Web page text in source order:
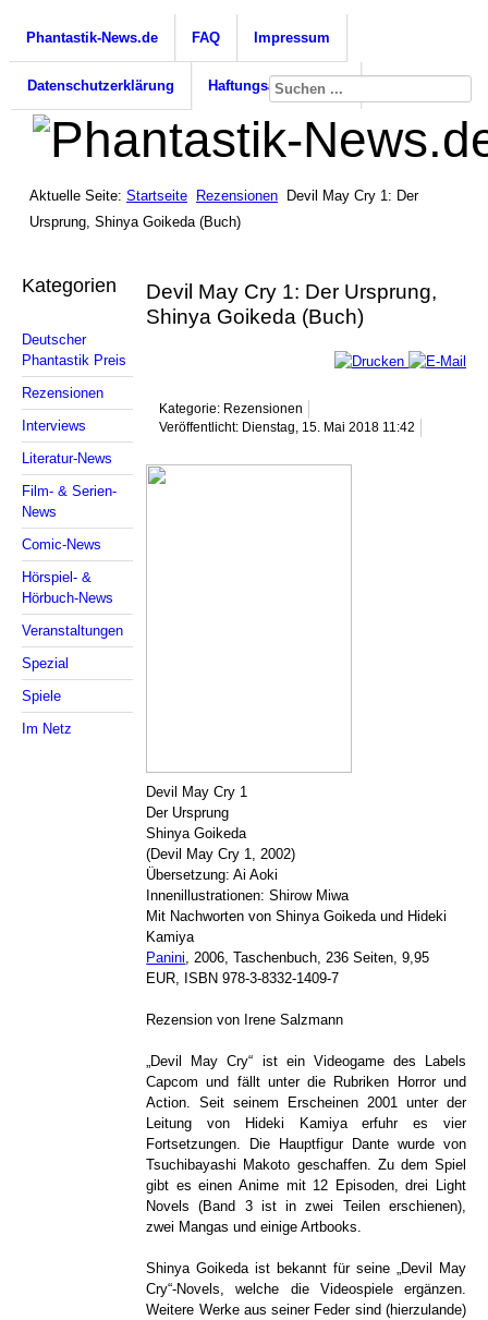
Phantastik-News.de FAQ Impressum
Datenschutzerklärung Haftungsausschluss
Aktuelle Seite: Startseite Rezensionen
Devil May Cry 1: Der
Ursprung, Shinya Goikeda (Buch)
Kategorien
Deutscher
Phantastik Preis
Rezensionen
Interviews
Literatur-News
Film- & Serien-
News
Comic-News
Hörspiel- &
Hörbuch-News
Veranstaltungen
Spezial
Spiele
Im Netz
Devil May Cry 1: Der Ursprung,
Shinya Goikeda (Buch)
Kategorie: Rezensionen
Veröffentlicht: Dienstag, 15. Mai 2018 11:42
Devil May Cry 1
Der Ursprung
Shinya Goikeda
(Devil May Cry 1, 2002)
Übersetzung: Ai Aoki
Innenillustrationen: Shirow Miwa
Mit Nachworten von Shinya Goikeda und Hideki
Kamiya
Panini , 2006, Taschenbuch, 236 Seiten, 9,95
EUR, ISBN 978-3-8332-1409-7
Rezension von Irene Salzmann
„Devil May Cry“ ist ein Videogame des Labels
Capcom und fällt unter die Rubriken Horror und
Action. Seit seinem Erscheinen 2001 unter der
Leitung von Hideki Kamiya erfuhr es vier
Fortsetzungen. Die Hauptfigur Dante wurde von
Tsuchibayashi Makoto geschaffen. Zu dem Spiel
gibt es einen Anime mit 12 Episoden, drei Light
Novels (Band 3 ist in zwei Teilen erschienen),
zwei Mangas und einige Artbooks.
Shinya Goikeda ist bekannt für seine „Devil May
Cry“-Novels, welche die Videospiele ergänzen.
Weitere Werke aus seiner Feder sind (hierzulande)